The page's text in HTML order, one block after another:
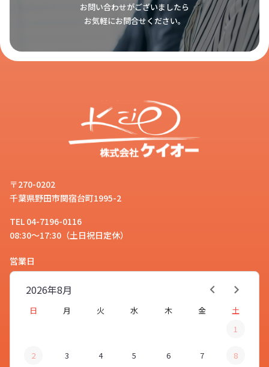
お問い合わせがございましたら
お気軽にお問合せください。
〒270-0202
千葉県野田市関宿台町1995-2
TEL 04-7196-0116
08:30～17:30（土日祝日定休）
営業日
8月
2026年
日 月 火 水 木 金
土
1
2 3 4 5 6 7 8